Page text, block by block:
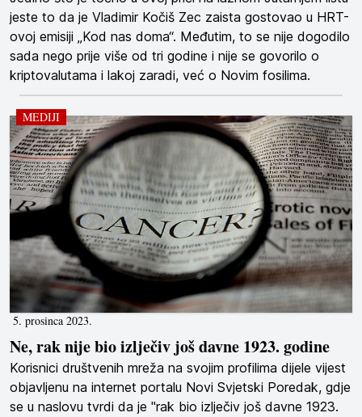
jeste to da je Vladimir Kočiš Zec zaista gostovao u HRT-
ovoj emisiji „Kod nas doma“. Međutim, to se nije dogodilo
sada nego prije više od tri godine i nije se govorilo o
kriptovalutama i lakoj zaradi, već o Novim fosilima.
5. prosinca 2023.
MEDIJI
Ne, rak nije bio izlječiv još davne 1923. godine
Korisnici društvenih mreža na svojim profilima dijele vijest
objavljenu na internet portalu Novi Svjetski Poredak, gdje
se u naslovu tvrdi da je "rak bio izlječiv još davne 1923.